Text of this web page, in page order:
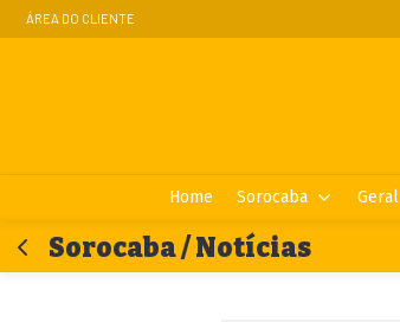
ÁREA DO CLIENTE
Home Sorocaba Geral
Sorocaba / Notícias